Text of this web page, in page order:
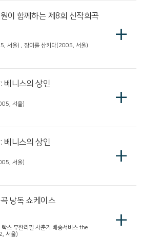
이 함께하는 제8회 신작희곡
+
서울) , 장미를 삼키다(2005, 서울)
베니스의 상인
+
서울)
베니스의 상인
+
서울)
낭독 쇼케이스
+
스 무한리필 사춘기 배송서비스 the
서울)